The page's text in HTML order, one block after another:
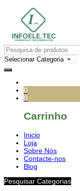
0
0
Carrinho
Inicio
Loja
Sobre Nós
Contacte-nos
Blog
Pesquisar Categorias